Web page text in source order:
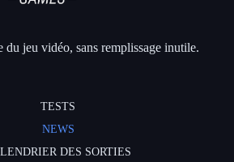
jeu vidéo, sans remplissage inutile.
TESTS
NEWS
DES SORTIES